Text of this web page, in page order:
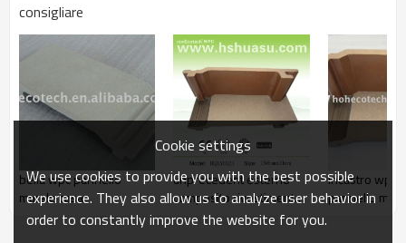
le persone possono beneficiare hohecotech dai seguenti attributi
1. amichevole ambientale, 100% riciclato.
2. basso di manutenzione
3. facile installazione
4. resistenza alla temperatura, adatto da - 29& deg; c per +51& deg;
c
5. lungo - durata di utilizzo ( 10 anni di garanzia )
6. acqua - prova, idratazione - prova, insetti - prova
7. con profumo di legno, molto naturale sentire
8. resistenza ai raggi uv, resistente dissolvenza resistente
9. look elegante
10. Anche, stabilità dimensionale
consigliare
bella wpc pannello
murale casa
unprecedent esterno
composito rivestimento
delle pareti
incastro wpc
pannello
Cookie settings
We use cookies to provide you with the best possible
experience. They also allow us to analyze user behavior in
order to constantly improve the website for you.